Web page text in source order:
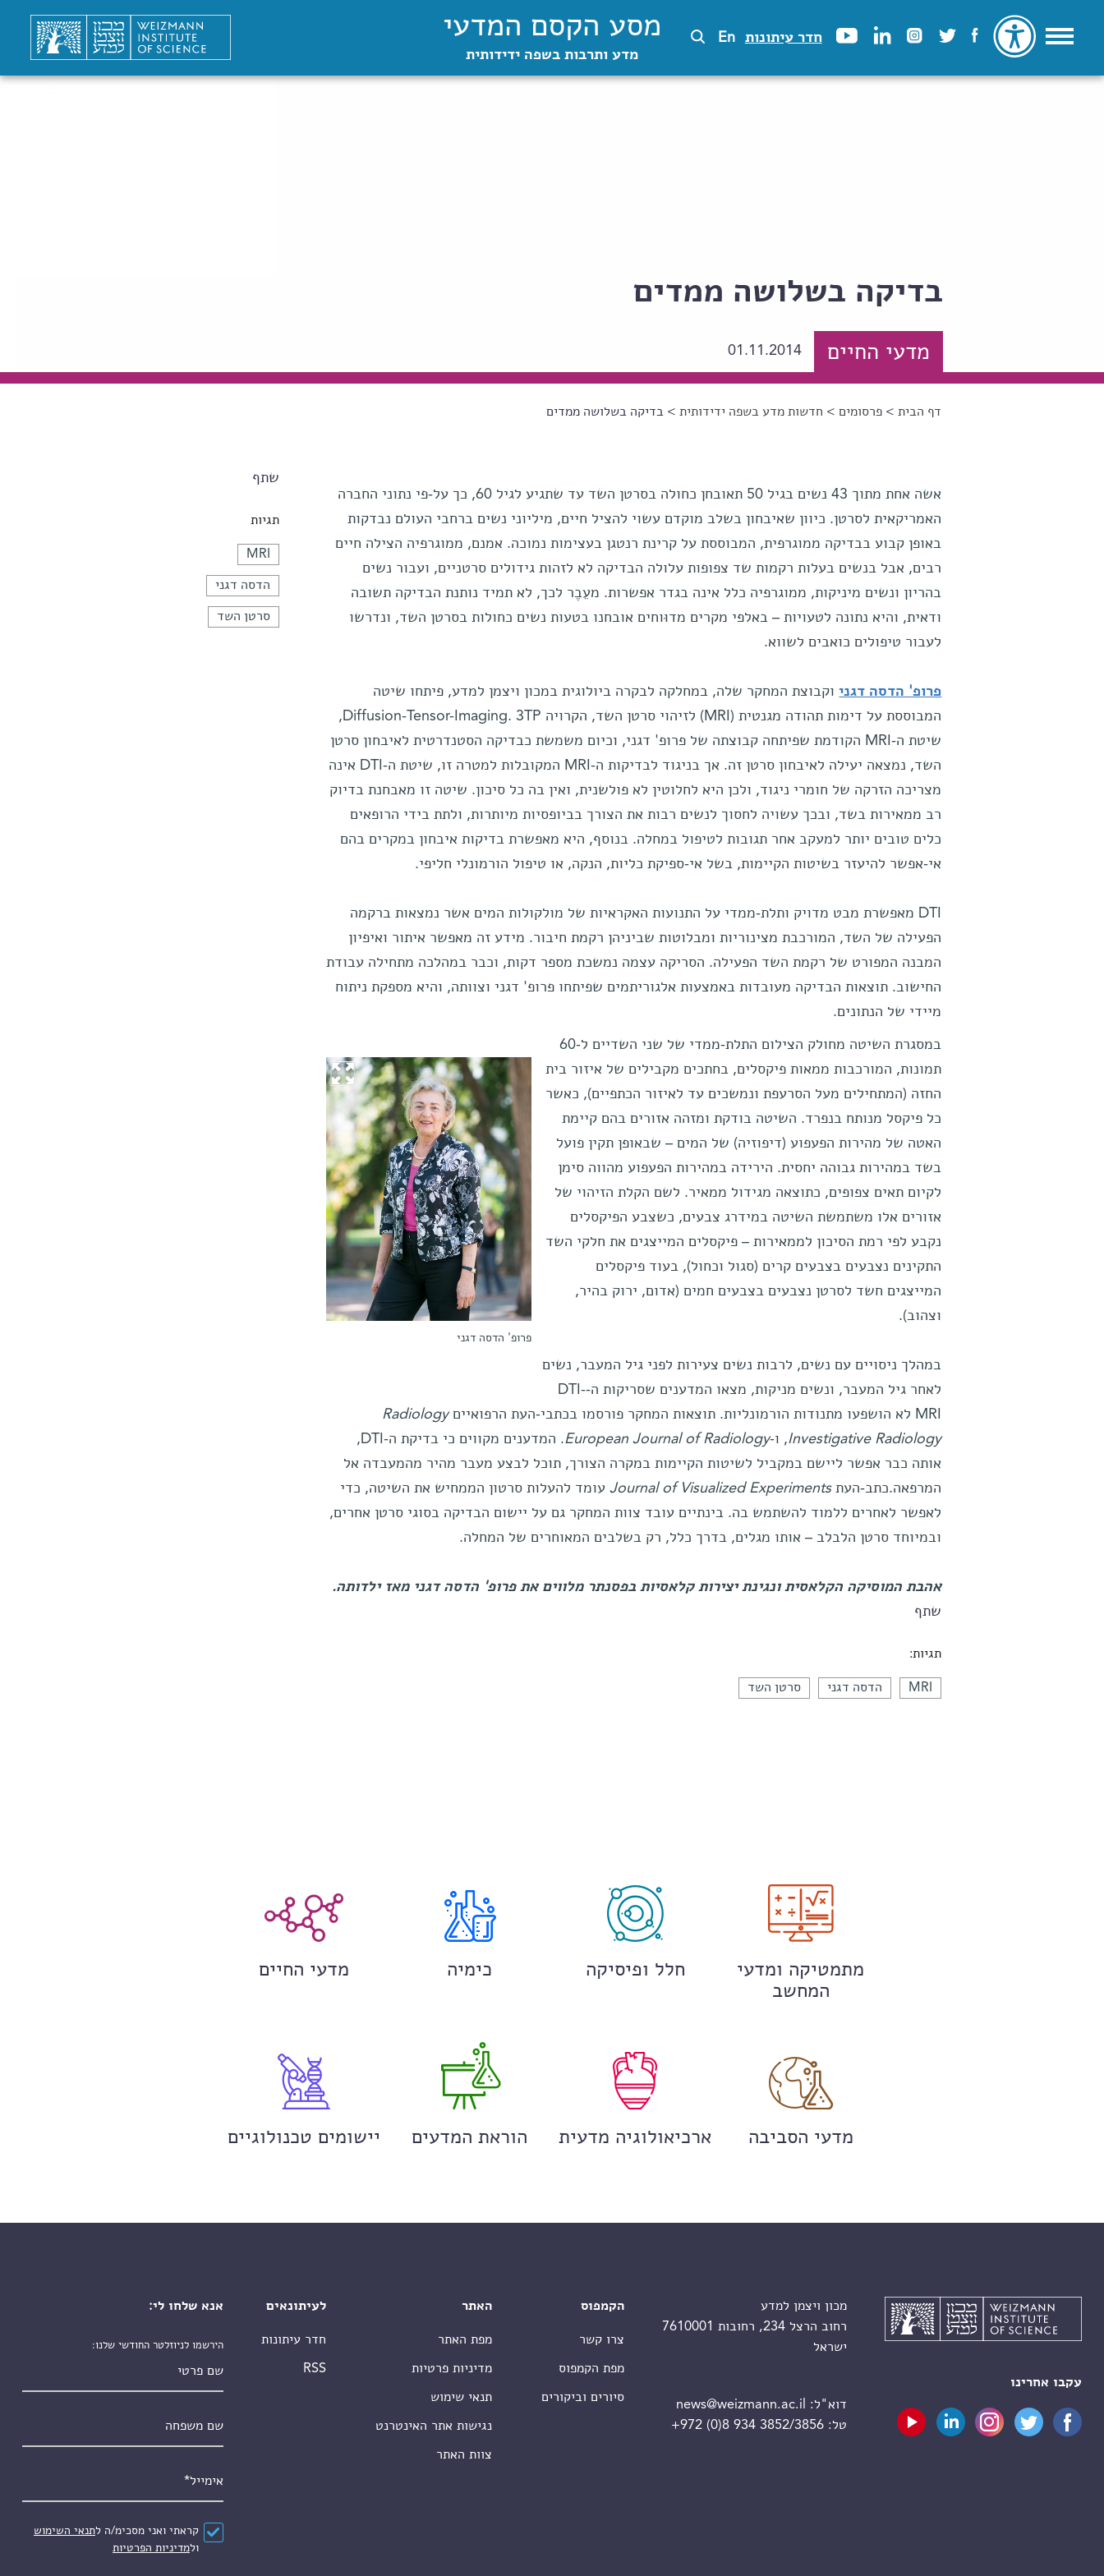
חדר עיתונות En מסע הקסם המדעי
מדע ותרבות בשפה ידידותית
בדיקה בשלושה ממדים
מדעי החיים 01.11.2014
הינך נמצא כאן
דף הבית >פרסומים > חדשות מדע בשפה ידידותית > בדיקה בשלושה ממדים
שתף
תגיות
MRI
הדסה דגני
סרטן השד
אשה אחת מתוך 43 נשים בגיל 50 תאובחן כחולה בסרטן השד עד שתגיע לגיל 60, כך על-פי נתוני החברה
האמריקאית לסרטן. כיוון שאיבחון בשלב מוקדם עשוי להציל חיים, מיליוני נשים ברחבי העולם נבדקות
באופן קבוע בבדיקה ממוגרפית, המבוססת על קרינת רנטגן בעצימות נמוכה. אמנם, ממוגרפיה הצילה חיים
רבים, אבל בנשים בעלות רקמות שד צפופות עלולה הבדיקה לא לזהות גידולים סרטניים, ועבור נשים
בהריון ונשים מיניקות, ממוגרפיה כלל אינה בגדר אפשרות. מעֵבֶר לכך, לא תמיד נותנת הבדיקה תשובה
ודאית, והיא נתונה לטעויות – באלפי מקרים מדוּוחים אובחנו בטעות נשים כחולות בסרטן השד, ונדרשו
לעבור טיפולים כואבים לשווא.
פרופ' הדסה דגניוקבוצת המחקר שלה, במחלקה לבקרה ביולוגית במכון ויצמן למדע, פיתחו שיטה
המבוססת על דימות תהודה מגנטית (MRI) לזיהוי סרטן השד, הקרויה Diffusion-Tensor-Imaging. 3TP,
שיטת ה-MRI הקודמת שפיתחה קבוצתה של פרופ' דגני, וכיום משמשת כבדיקה הסטנדרטית לאיבחון סרטן
השד, נמצאה יעילה לאיבחון סרטן זה. אך בניגוד לבדיקות ה-MRI המקובלות למטרה זו, שיטת ה-DTI אינה
מצריכה הזרקה של חומרי ניגוד, ולכן היא לחלוטין לא פולשנית, ואין בה כל סיכון. שיטה זו מאבחנת בדיוק
רב ממאירות בשד, ובכך עשויה לחסוך לנשים רבות את הצורך בביופסיות מיותרות, ולתת בידי הרופאים
כלים טובים יותר למעקב אחר תגובות לטיפול במחלה. בנוסף, היא מאפשרת בדיקות איבחון במקרים בהם
אי-אפשר להיעזר בשיטות הקיימות, בשל אי-ספיקת כליות, הנקה, או טיפול הורמונלי חליפי.
DTI מאפשרת מבט מדויק ותלת-ממדי על התנועות האקראיות של מולקולות המים אשר נמצאות ברקמה
הפעילה של השד, המורכבת מצינוריות ומבלוטות שביניהן רקמת חיבור. מידע זה מאפשר איתור ואיפיון
המבנה המפורט של רקמת השד הפעילה. הסריקה עצמה נמשכת מספר דקות, וכבר במהלכה מתחילה עבודת
החישוב. תוצאות הבדיקה מעובדות באמצעות אלגוריתמים שפיתחו פרופ' דגני וצוותה, והיא מספקת ניתוח
מיידי של הנתונים.
פרופ' הדסה דגני
במסגרת השיטה מחולק הצילום התלת-ממדי של שני השדיים ל-60
תמונות, המורכבות ממאות פיקסלים, בחתכים מקבילים של איזור בית
החזה (המתחילים מעל הסרעפת ונמשכים עד לאיזור הכתפיים), כאשר
כל פיקסל מנותח בנפרד. השיטה בודקת ומזהה אזורים בהם קיימת
האטה של מהירות הפעפוע (דיפוזיה) של המים – שבאופן תקין פועל
בשד במהירות גבוהה יחסית. הירידה במהירות הפעפוע מהווה סימן
לקיום תאים צפופים, כתוצאה מגידול ממאיר. לשם הקלת הזיהוי של
אזורים אלו משתמשת השיטה במידרג צבעים, כשצבע הפיקסלים
נקבע לפי רמת הסיכון לממאירות – פיקסלים המייצגים את חלקי השד
התקינים נצבעים בצבעים קרים (סגול וכחול), בעוד פיקסלים
המייצגים חשד לסרטן נצבעים בצבעים חמים (אדום, ירוק בהיר,
וצהוב).
במהלך ניסויים עם נשים, לרבות נשים צעירות לפני גיל המעבר, נשים
לאחר גיל המעבר, ונשים מניקות, מצאו המדענים שסריקות ה-DTI-
MRI לא הושפעו מתנודות הורמונליות. תוצאות המחקר פורסמו בכתבי-העת הרפואיים
Radiology
,Investigative Radiology ו-European Journal of Radiology
. המדענים מקווים כי בדיקת ה-DTI,
אותה כבר אפשר ליישם במקביל לשיטות הקיימות במקרה הצורך, תוכל לבצע מעבר מהיר מהמעבדה אל
המרפאה.כתב-העתJournal of Visualized Experimentsעומד להעלות סרטון הממחיש את השיטה, כדי
לאפשר לאחרים ללמוד להשתמש בה. בינתיים עובד צוות המחקר גם על יישום הבדיקה בסוגי סרטן אחרים,
ובמיוחד סרטן הלבלב – אותו מגלים, בדרך כלל, רק בשלבים המאוחרים של המחלה.
אהבת המוסיקה הקלאסית ונגינת יצירות קלאסיות בפסנתר מלווים את פרופ' הדסה דגני מאז ילדותה.
שתף
תגיות:
MRI הדסה דגני סרטן השד
מתמטיקה ומדעי
המחשב
חלל ופיסיקה כימיה מדעי החיים
מדעי הסביבה ארכיאולוגיה מדעית הוראת המדעים יישומים טכנולוגיים
עקבו אחרינו
מכון ויצמן למדע
רחוב הרצל 234, רחובות 7610001
ישראל
דוא"ל:
news@weizmann.ac.il
טל:+972 (0)8 934 3852/3856
הקמפוס
צרו קשר
מפת הקמפוס
סיורים וביקורים
האתר
מפת האתר
מדיניות פרטיות
תנאי שימוש
נגישות אתר האינטרנט
צוות האתר
לעיתונאים
חדר עיתונות
RSS
אנא שלחו לי:
הירשמו לניוזלטר החודשי שלנו:
הסכם*
קראתי ואני מסכימ/ה לתנאי השימוש
ולמדיניות הפרטיות